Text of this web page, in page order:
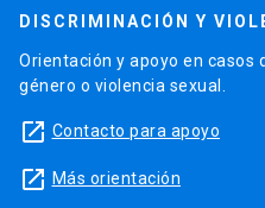
DISCRIMINACIÓN Y
Orientación y apoyo en casos
género o violencia sexual.
launch Contacto para apoyo
launch Más orientación